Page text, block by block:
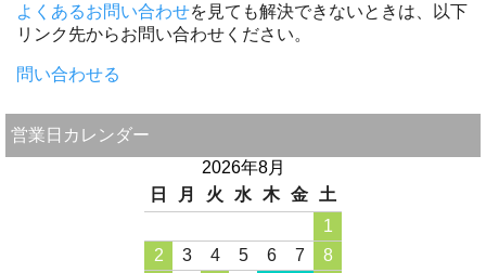
よくあるお問い合わせを見ても解決できないときは、以下
リンク先からお問い合わせください。
問い合わせる
営業日カレンダー
2026年8月
日
月 火 水 木 金
土
1
2
3 4 5 6 7
8